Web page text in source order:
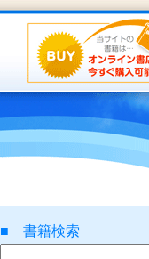
■ 書籍検索